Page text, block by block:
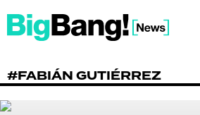
#FABIÁN GUTIÉRREZ
SHOW
POLÍTICA